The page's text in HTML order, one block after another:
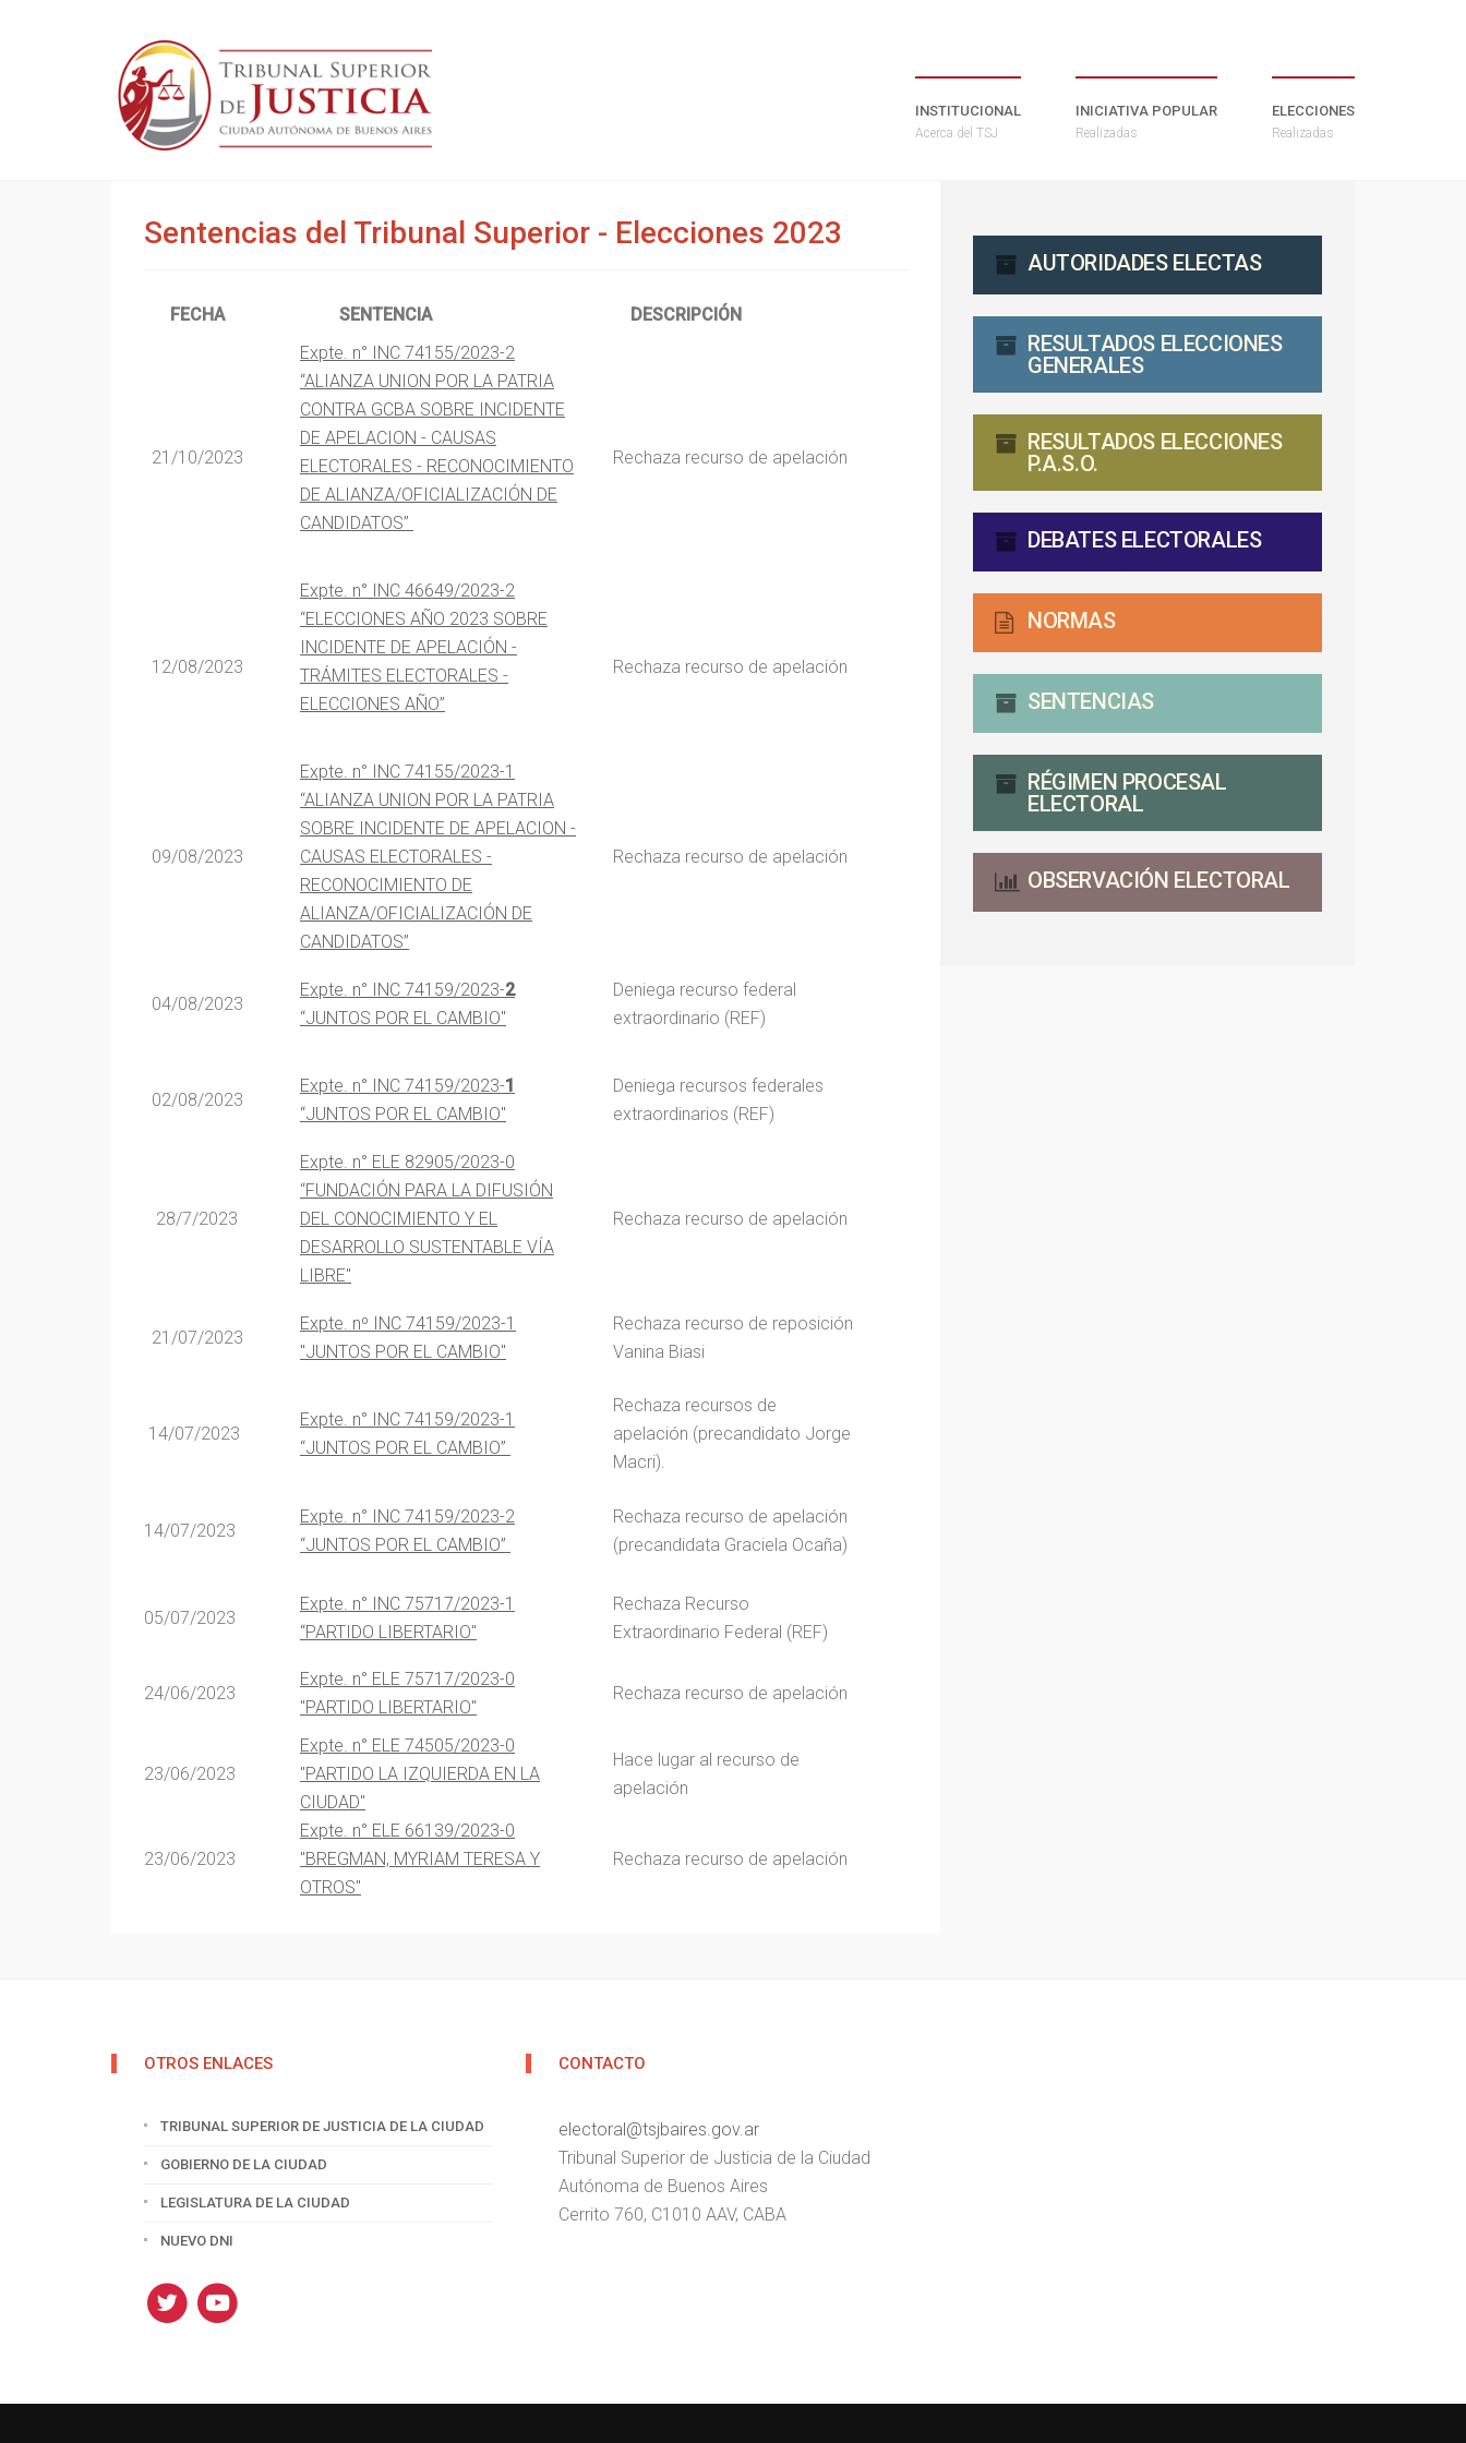
INSTITUCIONAL
Acerca del TSJ
INICIATIVA POPULAR
Realizadas
ELECCIONES
Realizadas
Sentencias del Tribunal Superior - Elecciones 2023
FECHA SENTENCIA DESCRIPCIÓN
21/10/2023
Expte. n° INC 74155/2023-2
“ALIANZA UNION POR LA PATRIA
CONTRA GCBA SOBRE INCIDENTE
DE APELACION - CAUSAS
ELECTORALES - RECONOCIMIENTO
DE ALIANZA/OFICIALIZACIÓN DE
CANDIDATOS”
Rechaza recurso de apelación
12/08/2023
Expte. n° INC 46649/2023-2
“ELECCIONES AÑO 2023 SOBRE
INCIDENTE DE APELACIÓN -
TRÁMITES ELECTORALES -
ELECCIONES AÑO”
Rechaza recurso de apelación
09/08/2023
Expte. n° INC 74155/2023-1
“ALIANZA UNION POR LA PATRIA
SOBRE INCIDENTE DE APELACION -
CAUSAS ELECTORALES -
RECONOCIMIENTO DE
ALIANZA/OFICIALIZACIÓN DE
CANDIDATOS”
Rechaza recurso de apelación
04/08/2023
Expte. n° INC 74159/2023-2
“JUNTOS POR EL CAMBIO"
Deniega recurso federal
extraordinario (REF)
02/08/2023
Expte. n° INC 74159/2023-1
“JUNTOS POR EL CAMBIO"
Deniega recursos federales
extraordinarios (REF)
28/7/2023
Expte. n° ELE 82905/2023-0
“FUNDACIÓN PARA LA DIFUSIÓN
DEL CONOCIMIENTO Y EL
DESARROLLO SUSTENTABLE VÍA
LIBRE"
Rechaza recurso de apelación
21/07/2023
Expte. nº INC 74159/2023-1
"JUNTOS POR EL CAMBIO"
Rechaza recurso de reposición
Vanina Biasi
14/07/2023
Expte. n° INC 74159/2023-1
“JUNTOS POR EL CAMBIO”
Rechaza recursos de
apelación (precandidato Jorge
Macri).
14/07/2023
Expte. n° INC 74159/2023-2
“JUNTOS POR EL CAMBIO”
Rechaza recurso de apelación
(precandidata Graciela Ocaña)
05/07/2023
Expte. n° INC 75717/2023-1
“PARTIDO LIBERTARIO"
Rechaza Recurso
Extraordinario Federal (REF)
24/06/2023
Expte. n° ELE 75717/2023-0
"PARTIDO LIBERTARIO"
Rechaza recurso de apelación
23/06/2023
Expte. n° ELE 74505/2023-0
"PARTIDO LA IZQUIERDA EN LA
CIUDAD"
Hace lugar al recurso de
apelación
23/06/2023
Expte. n° ELE 66139/2023-0
"BREGMAN, MYRIAM TERESA Y
OTROS"
Rechaza recurso de apelación
AUTORIDADES ELECTAS
RESULTADOS ELECCIONES
GENERALES
RESULTADOS ELECCIONES
P.A.S.O.
DEBATES ELECTORALES
NORMAS
SENTENCIAS
RÉGIMEN PROCESAL
ELECTORAL
OBSERVACIÓN ELECTORAL
OTROS ENLACES
TRIBUNAL SUPERIOR DE JUSTICIA DE LA CIUDAD
GOBIERNO DE LA CIUDAD
LEGISLATURA DE LA CIUDAD
NUEVO DNI
CONTACTO
electoral@tsjbaires.gov.ar
Tribunal Superior de Justicia de la Ciudad
Autónoma de Buenos Aires
Cerrito 760, C1010 AAV, CABA